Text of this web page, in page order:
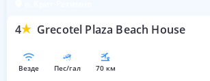
4 Grecotel Plaza Beach House
везде пес/гал 70 км